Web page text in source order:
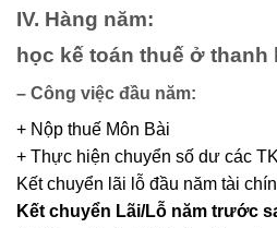
IV. Hàng năm:
học kế toán thuế ở thanh
– Công việc đầu năm:
+ Nộp thuế Môn Bài
+ Thực hiện chuyển số dư các
Kết chuyển lãi lỗ đầu năm tài
Kết chuyển Lãi/Lỗ năm trước